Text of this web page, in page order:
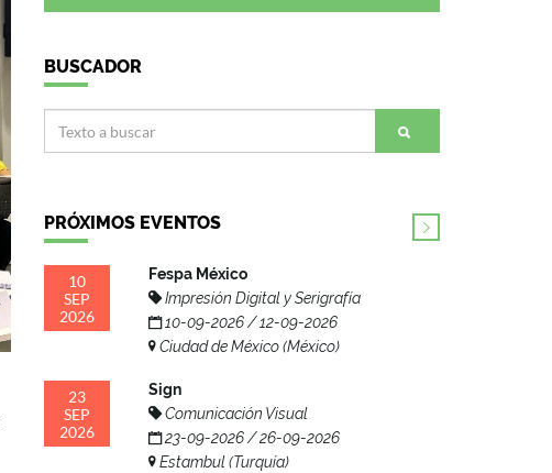
BUSCADOR
PRÓXIMOS EVENTOS
10
SEP
2026
Fespa México
Impresión Digital y Serigrafía
10-09-2026 / 12-09-2026
Ciudad de México (México)
23
SEP
2026
Sign
Comunicación Visual
23-09-2026 / 26-09-2026
Estambul (Turquía)